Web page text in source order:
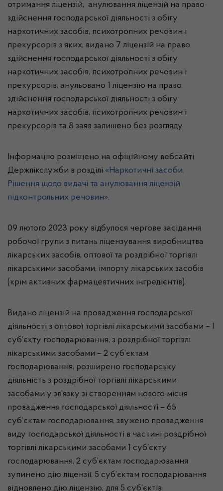
отримання ліцензій, анулювання ліцензій на право
здійснення господарської діяльності з обігу
наркотичних засобів, психотропних речовин і
прекурсорів з яких, видано 7 ліцензій на право
здійснення господарської діяльності з обігу
наркотичних засобів, психотропних речовин і
прекурсорів, анульовано 1 ліцензію на право
здійснення господарської діяльності з обігу
наркотичних засобів, психотропних речовин і
прекурсорів та 8 заяв залишено без розгляду.
Інформацію розміщено на офіційному вебсайті
Держлікслужби в розділі «Наркотичні засоби.
Рішення щодо видачі та анулювання ліцензій
підконтрольних речовин».
09 лютого 2023 року відбулося чергове засідання
робочої групи з питань ліцензування виробництва
лікарських засобів, оптової та роздрібної торгівлі
лікарськими засобами, імпорту лікарських засобів
(крім активних фармацевтичних інгредієнтів).
Видано ліцензій на провадження господарської
діяльності з оптової торгівлі лікарськими засобами – 1
суб’єкту господарювання, з роздрібної торгівлі
лікарськими засобами – 2 суб’єктам
господарювання, розширено господарську
діяльність з роздрібної торгівлі лікарськими
засобами у зв’язку зі створенням нового місця
провадження господарської діяльності – 65
суб’єктам господарювання, звужено провадження
виду господарської діяльності в частині роздрібної
торгівлі лікарськими засобами 1 суб’єкту
господарювання, 2 суб’єктам господарювання
зупинено дію ліцензії, 5 суб’єктам господарювання
відновлено дію ліцензію, для 5 суб’єктів